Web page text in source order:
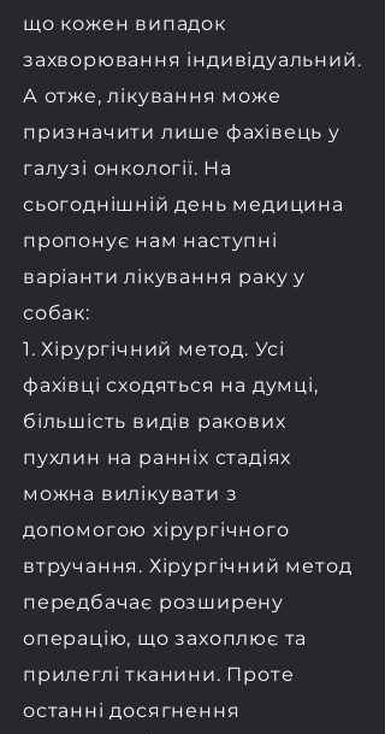
що кожен випадок
захворювання індивідуальний.
А отже, лікування може
призначити лише фахівець у
галузі онкології. На
сьогоднішній день медицина
пропонує нам наступні
варіанти лікування раку у
собак:
1. Хірургічний метод. Усі
фахівці сходяться на думці,
більшість видів ракових
пухлин на ранніх стадіях
можна вилікувати з
допомогою хірургічного
втручання. Хірургічний метод
передбачає розширену
операцію, що захоплює та
прилеглі тканини. Проте
останні досягнення